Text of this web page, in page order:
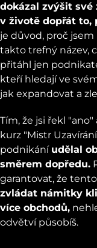
dokázal zvýšit své
v životě dopřát to,
je důvod, proč
takto trefný název,
přitáhl jen
kteří hledají ve
jak expandovat a
Tím, že jsi řekl
kurz "Mistr
podnikání udělal
směrem dopředu.
garantovat, že tento
zvládat námitky
více obchodů,
odvětví působíš.